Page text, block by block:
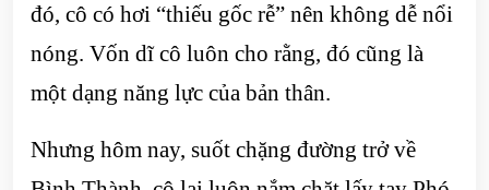
đó, cô có hơi “thiếu gốc rễ” nên không dễ nổi
nóng. Vốn dĩ cô luôn cho rằng, đó cũng là
một dạng năng lực của bản thân.
Nhưng hôm nay, suốt chặng đường trở về